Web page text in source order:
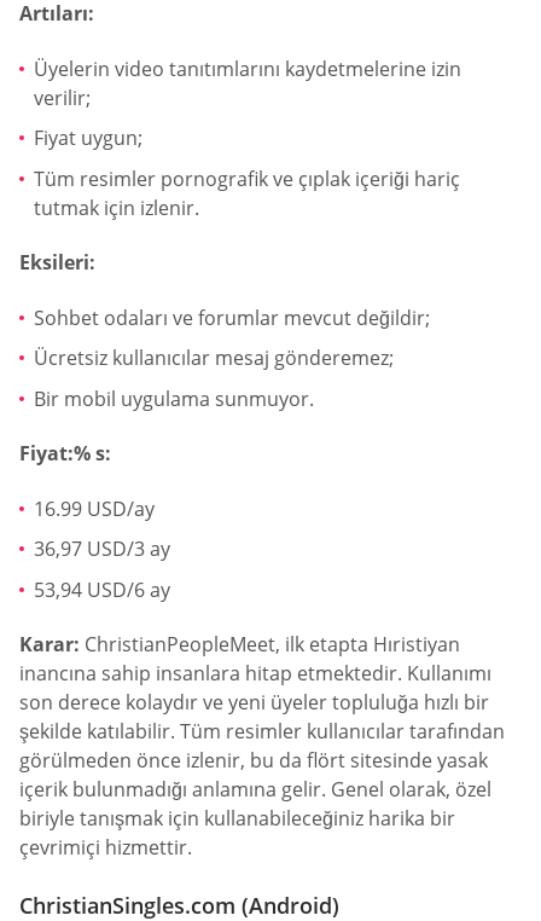
Artıları:
Üyelerin video tanıtımlarını kaydetmelerine izin
verilir;
Fiyat uygun;
Tüm resimler pornografik ve çıplak içeriği hariç
tutmak için izlenir.
Eksileri:
Sohbet odaları ve forumlar mevcut değildir;
Ücretsiz kullanıcılar mesaj gönderemez;
Bir mobil uygulama sunmuyor.
Fiyat:% s:
16.99 USD/ay
36,97 USD/3 ay
53,94 USD/6 ay
Karar: ChristianPeopleMeet, ilk etapta Hıristiyan
inancına sahip insanlara hitap etmektedir. Kullanımı
son derece kolaydır ve yeni üyeler topluluğa hızlı bir
şekilde katılabilir. Tüm resimler kullanıcılar tarafından
görülmeden önce izlenir, bu da flört sitesinde yasak
içerik bulunmadığı anlamına gelir. Genel olarak, özel
biriyle tanışmak için kullanabileceğiniz harika bir
çevrimiçi hizmettir.
ChristianSingles.com (Android)